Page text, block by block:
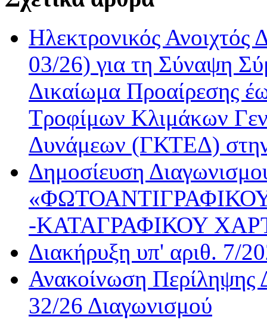
Ηλεκτρονικός
03/26) για τη Σύναψη
Δικαίωμα Προαίρεσης
Τροφίμων Κλιμάκων
Δυνάμεων (ΓΚΤΕΔ)
Δημοσίευση
-ΚΑΤΑΓΡΑΦΙΚΟΥ
Διακήρυξη υπ' αριθ. 7/
Ανακοίνωση Περίληψης
32/26 Διαγωνισμού